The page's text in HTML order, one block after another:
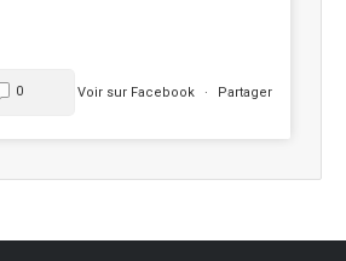
Voir sur Facebook · Partager
0